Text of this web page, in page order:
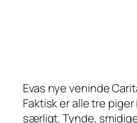
Evas nye veninde
Faktisk er alle tre
særligt. Tynde,